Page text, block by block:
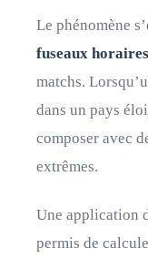
Le phénomène
fuseaux horaires
matchs.
dans un pays
composer avec
extrêmes.
Une application
permis de